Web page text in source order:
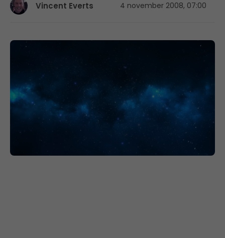
Vincent Everts 4 november 2008, 07:00